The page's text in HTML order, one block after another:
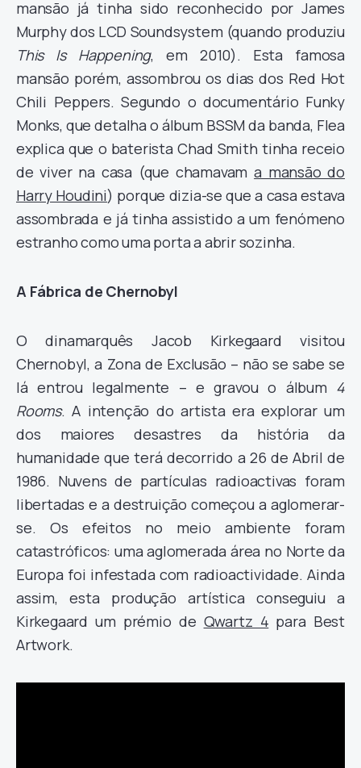
mansão já tinha sido reconhecido por James
Murphy dos LCD Soundsystem (quando produziu
This Is Happening, em 2010). Esta famosa
mansão porém, assombrou os dias dos Red Hot
Chili Peppers. Segundo o documentário Funky
Monks, que detalha o álbum BSSM da banda, Flea
explica que o baterista Chad Smith tinha receio
de viver na casa (que chamavama mansão do
Harry Houdini) porque dizia-se que a casa estava
assombrada e já tinha assistido a um fenómeno
estranho como uma porta a abrir sozinha.
A Fábrica de Chernobyl
O dinamarquês Jacob Kirkegaard visitou
Chernobyl, a Zona de Exclusão – não se sabe se
lá entrou legalmente – e gravou o álbum 4
Rooms. A intenção do artista era explorar um
dos maiores desastres da história da
humanidade que terá decorrido a 26 de Abril de
1986. Nuvens de partículas radioactivas foram
libertadas e a destruição começou a aglomerar-
se. Os efeitos no meio ambiente foram
catastróficos: uma aglomerada área no Norte da
Europa foi infestada com radioactividade. Ainda
assim, esta produção artística conseguiu a
Kirkegaard um prémio de Qwartz 4 para Best
Artwork.